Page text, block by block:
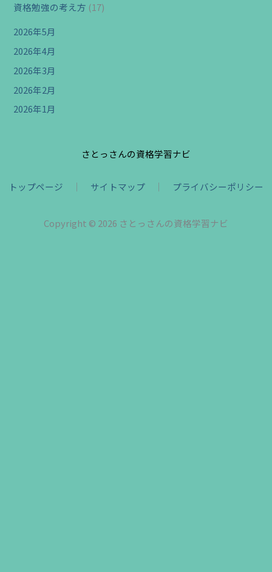
資格勉強の考え方 (17)
2026年5月
2026年4月
2026年3月
2026年2月
2026年1月
さとっさんの資格学習ナビ
トップページ ｜ サイトマップ ｜ プライバシーポリシー
Copyright © 2026 さとっさんの資格学習ナビ